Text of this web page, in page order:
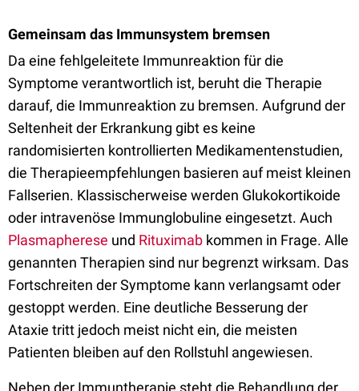
Gemeinsam das Immunsystem bremsen
Da eine fehlgeleitete Immunreaktion für die
Symptome verantwortlich ist, beruht die Therapie
darauf, die Immunreaktion zu bremsen. Aufgrund der
Seltenheit der Erkrankung gibt es keine
randomisierten kontrollierten Medikamentenstudien,
die Therapieempfehlungen basieren auf meist kleinen
Fallserien. Klassischerweise werden Glukokortikoide
oder intravenöse Immunglobuline eingesetzt. Auch
Plasmapherese und Rituximab kommen in Frage. Alle
genannten Therapien sind nur begrenzt wirksam. Das
Fortschreiten der Symptome kann verlangsamt oder
gestoppt werden. Eine deutliche Besserung der
Ataxie tritt jedoch meist nicht ein, die meisten
Patienten bleiben auf den Rollstuhl angewiesen.
Neben der Immuntherapie steht die Behandlung der